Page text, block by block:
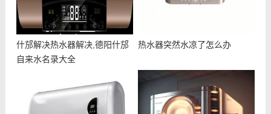
什邡解决热水器解决,德阳什邡
自来水名录大全
热水器突然水凉了怎么办